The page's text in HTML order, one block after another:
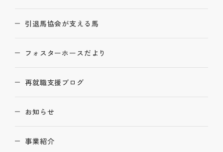
引退馬協会が支える馬
フォスターホースだより
再就職支援ブログ
お知らせ
事業紹介